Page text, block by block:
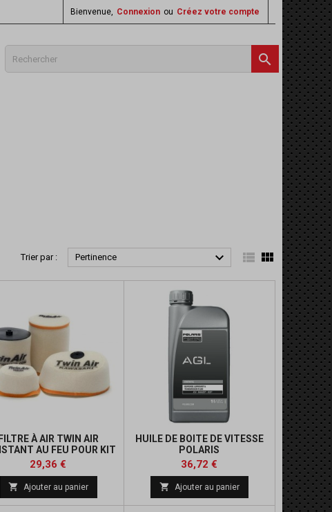
Bienvenue, Connexion ou Créez votre compte

Trier par : Pertinence   
FILTRE À AIR TWIN AIR
AU FEU POUR KIT
PRO FLOW
Prix
29,36 €
base
 Ajouter au panier
HUILE DE BOITE DE VITESSE
POLARIS
Prix
36,72 €
 Ajouter au panier